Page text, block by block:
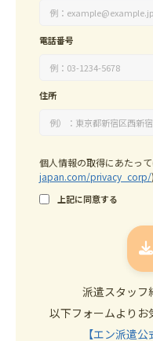
電話番号
住所
個人情報の取得にあたって
japan.com/privacy_corp/)
上記に同意する
派遣スタッフ
以下フォームよりお
【エン派遣